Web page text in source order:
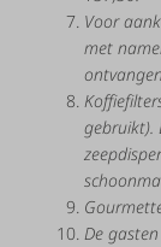
Voor
met
gebruikt).
De gasten